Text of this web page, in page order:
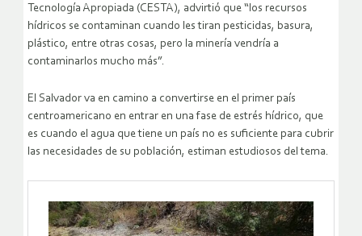
Tecnología Apropiada (CESTA), advirtió que “los recursos
hídricos se contaminan cuando les tiran pesticidas, basura,
plástico, entre otras cosas, pero la minería vendría a
contaminarlos mucho más”.
El Salvador va en camino a convertirse en el primer país
centroamericano en entrar en una fase de estrés hídrico, que
es cuando el agua que tiene un país no es suficiente para cubrir
las necesidades de su población, estiman estudiosos del tema.